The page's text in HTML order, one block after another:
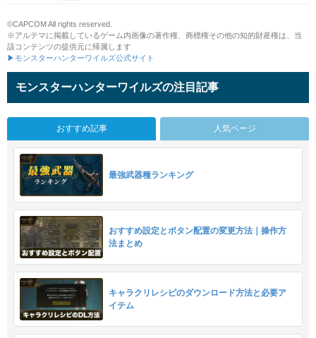
©CAPCOM All rights reserved.
※アルテマに掲載しているゲーム内画像の著作権、商標権その他の知的財産権は、当
該コンテンツの提供元に帰属します
▶モンスターハンターワイルズ公式サイト
モンスターハンターワイルズの注目記事
おすすめ記事 人気ページ
最強武器種ランキング
おすすめ設定とボタン配置の変更方法｜操作方
法まとめ
キャラクリレシピのダウンロード方法と必要ア
イテム